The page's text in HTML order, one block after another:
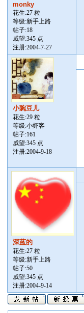
monky
花生:27 粒
等级:新手上路
帖子:18
威望:345 点
注册:2004-7-27
小豌豆儿
花生:29 粒
等级:小虾客
帖子:161
威望:345 点
注册:2004-9-18
深蓝的
花生:27 粒
等级:新手上路
帖子:50
威望:345 点
注册:2004-9-14